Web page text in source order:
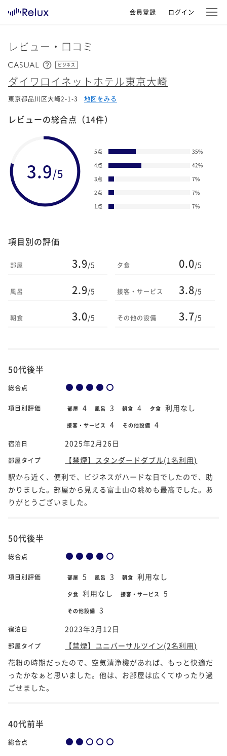
会員登録 ログイン
レビュー・口コミ
ビジネス
ダイワロイネットホテル東京大崎
東京都品川区大崎2-1-3 地図をみる
レビューの総合点 （14件）
3.9/5
5点 35%
4点
42%
3点
7%
2点
7%
1点
7%
項目別の評価
部屋 3.9/5
風呂 2.9/5
朝食 3.0/5
夕食 0.0/5
接客・サービス 3.8/5
その他の設備 3.7/5
50代後半
総合点
項目別評価 部屋 4 風呂 3 朝食 4 夕食 利用なし
接客・サービス 4 その他設備 4
宿泊日 2025年2月26日
部屋タイプ
【禁煙】スタンダードダブル(1名利用)
駅から近く、便利で、ビジネスがハードな日でしたので、助
かりました。部屋から見える富士山の眺めも最高でした。あ
りがとうございました。
50代後半
総合点
項目別評価 部屋 5 風呂 3 朝食 利用なし
夕食 利用なし 接客・サービス 5
その他設備 3
宿泊日 2023年3月12日
部屋タイプ
【禁煙】ユニバーサルツイン(2名利用)
花粉の時期だったので、空気清浄機があれば、もっと快適だ
ったかなぁと思いました。他は、お部屋は広くてゆったり過
ごせました。
40代前半
総合点